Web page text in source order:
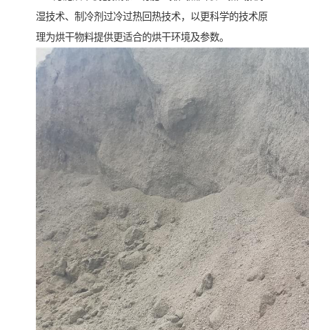
湿技术、制冷剂过冷过热回热技术，以更科学的技术原
理为烘干物料提供更适合的烘干环境及参数。